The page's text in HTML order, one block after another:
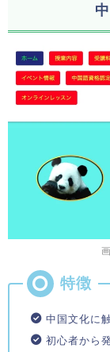
中国文化に
初心者から